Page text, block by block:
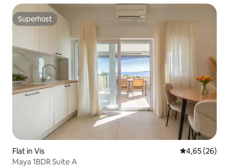
Superhost
Superhost
Flat in Vis Gemiddelde
4,65 (26)
Maya 1BDR Suite A